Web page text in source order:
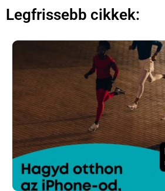
Legfrissebb cikkek: